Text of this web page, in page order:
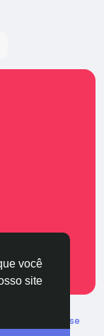
você
site
Portuguese